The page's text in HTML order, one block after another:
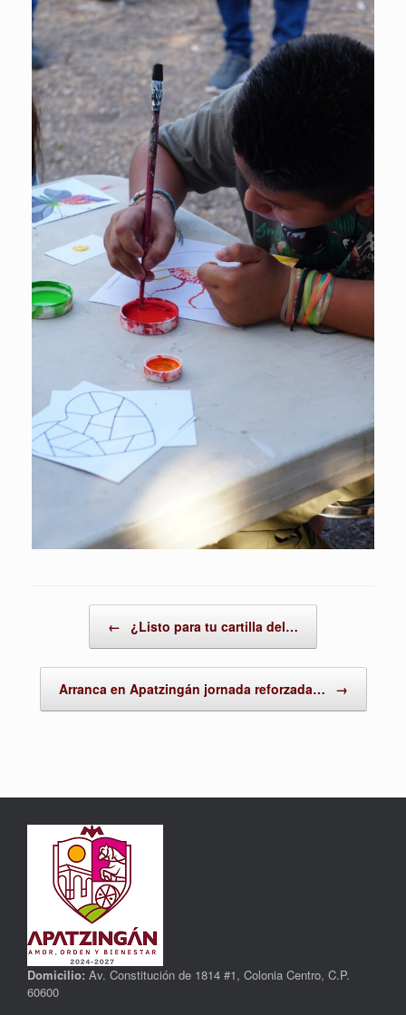
← ¿Listo para tu cartilla del…
Arranca en Apatzingán jornada reforzada… →
Domicilio: Av. Constitución de 1814 #1, Colonia Centro, C.P.
60600